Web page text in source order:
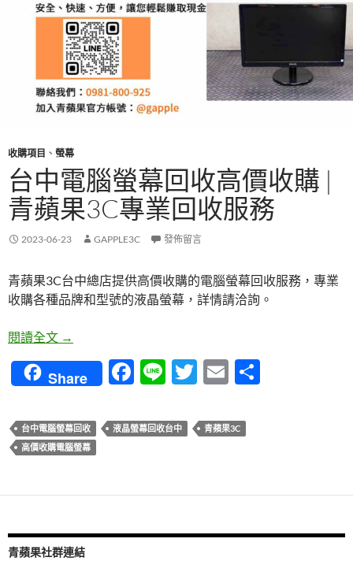
收購項目 、 螢幕
台中電腦螢幕回收高價收購 |
青蘋果3C專業回收服務
2023-06-23 GAPPLE3C 發佈留言
青蘋果3C台中總店提供高價收購的電腦螢幕回收服務，專業
收購各種品牌和型號的液晶螢幕，詳情請洽詢。
閱讀全文 台中電腦螢幕回收高價收購 | 青蘋果3C專業回收服務
→
Share
F
e
o
Li
e
T
itt
E
ail
台中電腦螢幕回收 液晶螢幕回收台中
青蘋果3C
高價收購電腦螢幕
青蘋果社群連結